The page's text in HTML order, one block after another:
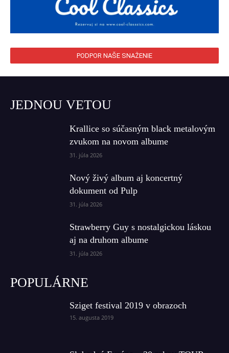
PODPOR NAŠE SNAŽENIE
JEDNOU VETOU
Krallice so súčasným black metalovým
zvukom na novom albume
31. júla 2026
Nový živý album aj koncertný
dokument od Pulp
31. júla 2026
Strawberry Guy s nostalgickou láskou
aj na druhom albume
31. júla 2026
POPULÁRNE
Sziget festival 2019 v obrazoch
15. augusta 2019